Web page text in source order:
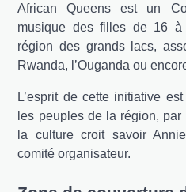
African Queens est un
musique des filles de 16
région des grands lacs,
Rwanda, l’Ouganda ou
L’esprit de cette initiative
les peuples de la région,
la culture croit savoir
comité organisateur.